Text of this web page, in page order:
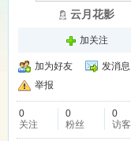
云月花影
加关注
加为好友
发消息
举报
0
关注
0
粉丝
0
访客